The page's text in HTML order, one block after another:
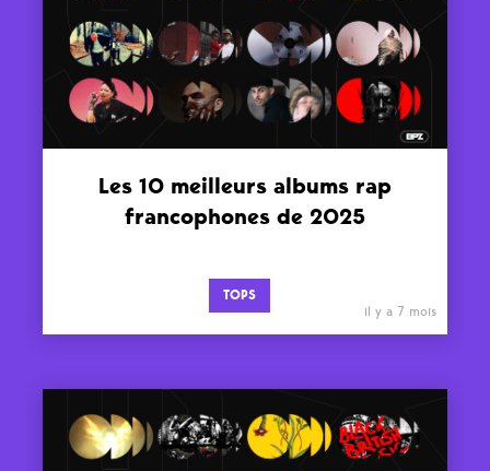
Les 10 meilleurs albums rap
francophones de 2025
TOPS
il y a 7 mois